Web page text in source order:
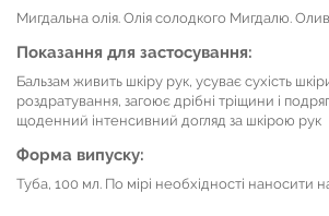
Мигдальна олія. Олія солодкого Мигдалю.
Показання для застосування:
Бальзам живить шкіру рук, усуває сухість
роздратування, загоює дрібні тріщини і
щоденний інтенсивний догляд за шкірою рук
Форма випуску:
Туба, 100 мл. По мірі необхідності наносити